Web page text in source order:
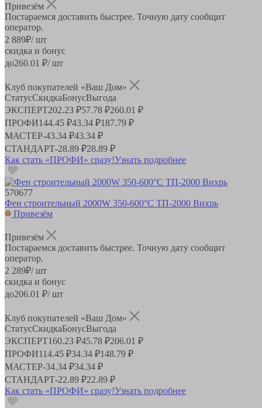
Привезём
Постараемся доставить быстрее. Точную дату сообщит
оператор.
2 889₽/ шт
скидка и бонус
до260.01 ₽/ шт
Клуб покупателей «Ваш Дом»
СтатусСкидкаБонусВыгода
ЭКСПЕРТ202.23 ₽57.78 ₽260.01 ₽
ПРОФИ144.45 ₽43.34 ₽187.79 ₽
МАСТЕР-43.34 ₽43.34 ₽
СТАНДАРТ-28.89 ₽28.89 ₽
Как стать «ПРОФИ» сразу!Узнать подробнее
570677
Фен строительный 2000W 350-600°C ТП-2000 Вихрь
Привезём
Привезём
Постараемся доставить быстрее. Точную дату сообщит
оператор.
2 289₽/ шт
скидка и бонус
до206.01 ₽/ шт
Клуб покупателей «Ваш Дом»
СтатусСкидкаБонусВыгода
ЭКСПЕРТ160.23 ₽45.78 ₽206.01 ₽
ПРОФИ114.45 ₽34.34 ₽148.79 ₽
МАСТЕР-34.34 ₽34.34 ₽
СТАНДАРТ-22.89 ₽22.89 ₽
Как стать «ПРОФИ» сразу!Узнать подробнее